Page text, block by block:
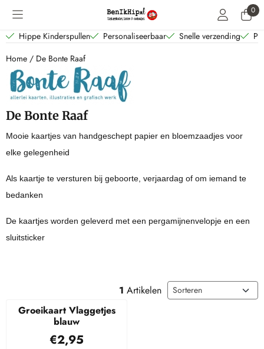
Cookievoorkeuren zijn beschikbaar. Kies instellingen of sta alle 0
Hippe Kinderspullen Personaliseerbaar Snelle verzending
Home / De Bonte Raaf
De Bonte Raaf
Mooie kaartjes van handgeschept papier en bloemzaadjes voor
elke gelegenheid
Als kaartje te versturen bij geboorte, verjaardag of om iemand te
bedanken
De kaartjes worden geleverd met een pergamijnenvelopje en een
sluitsticker
1 Artikelen Sorteermethode
Groeikaart Vlaggetjes
blauw
Prijs: 2,95
€2,95